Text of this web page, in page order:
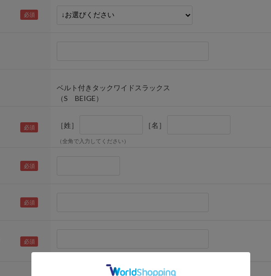
ベルト付きタックワイドスラックス
（S BEIGE）
［姓］ ［名］
（全角で入力してください）